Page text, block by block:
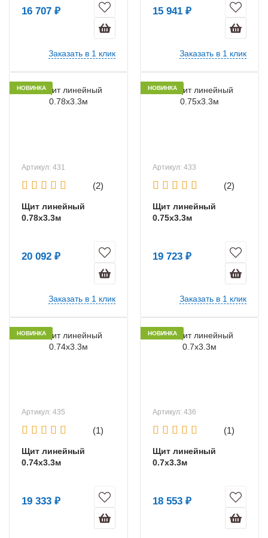
16 707 ₽
Заказать в 1 клик
15 941 ₽
Заказать в 1 клик
НОВИНКА
Артикул: 431
(2)
Щит линейный
0.78х3.3м
20 092 ₽
Заказать в 1 клик
НОВИНКА
Артикул: 433
(2)
Щит линейный
0.75х3.3м
19 723 ₽
Заказать в 1 клик
НОВИНКА
Артикул: 435
(1)
Щит линейный
0.74х3.3м
19 333 ₽
НОВИНКА
Артикул: 436
(1)
Щит линейный
0.7х3.3м
18 553 ₽